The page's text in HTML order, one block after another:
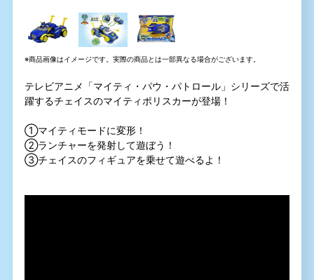
※商品画像はイメージです。実際の商品とは一部異なる場合がございます。
テレビアニメ「マイティ・パウ・パトロール」シリーズで活
躍するチェイスのマイティポリスカーが登場！
①マイティモードに変形！
②ランチャーを発射して遊ぼう！
③チェイスのフィギュアを乗せて遊べるよ！